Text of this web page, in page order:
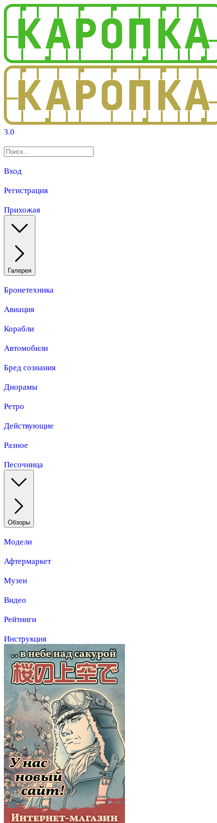
3.0
Вход
Регистрация
Прихожая
Галерея
Бронетехника
Авиация
Корабли
Автомобили
Бред сознания
Диорамы
Ретро
Действующие
Разное
Песочница
Обзоры
Модели
Афтермаркет
Музеи
Видео
Рейтинги
Инструкция